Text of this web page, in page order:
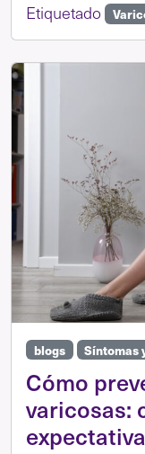
Etiquetado
blogs Síntomas
Cómo
varicosas: